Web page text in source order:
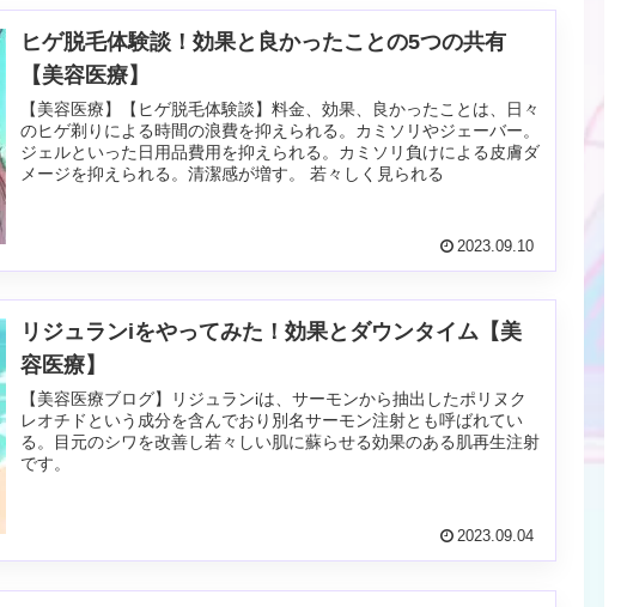
ヒゲ脱毛体験談！効果と良かったことの5つの共有
【美容医療】
【美容医療】【ヒゲ脱毛体験談】料金、効果、良かったことは、日々
のヒゲ剃りによる時間の浪費を抑えられる。カミソリやジェーバー。
ジェルといった日用品費用を抑えられる。カミソリ負けによる皮膚ダ
メージを抑えられる。清潔感が増す。 若々しく見られる
2023.09.10
リジュランiをやってみた！効果とダウンタイム【美
容医療】
【美容医療ブログ】リジュランiは、サーモンから抽出したポリヌク
レオチドという成分を含んでおり別名サーモン注射とも呼ばれてい
る。目元のシワを改善し若々しい肌に蘇らせる効果のある肌再生注射
です。
2023.09.04